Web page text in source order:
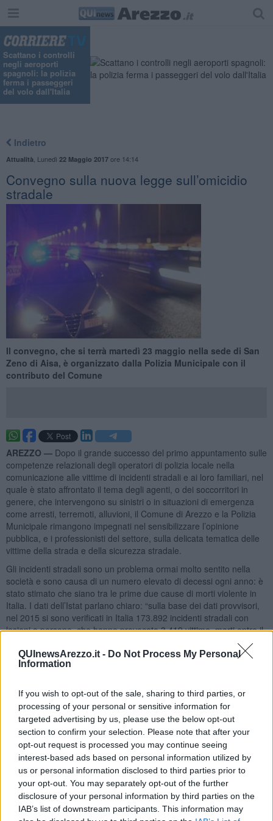
QUInewsArezzo.it - Do Not Process My Personal
Information
If you wish to opt-out of the sale, sharing to third parties, or
processing of your personal or sensitive information for
targeted advertising by us, please use the below opt-out
section to confirm your selection. Please note that after your
opt-out request is processed you may continue seeing
interest-based ads based on personal information utilized by
us or personal information disclosed to third parties prior to
your opt-out. You may separately opt-out of the further
disclosure of your personal information by third parties on the
IAB’s list of downstream participants. This information may
Scattano i controlli
negli aeroporti
spagnoli: la polizia
ferma i passeggeri
del volo dall'Italia
Indietro
Attualità Lunedì 22 Maggio 2017ore 14:14
Convegno sulla nuova legge sull’omicidio
stradale
Il convegno, che si terrà martedì 23 maggio nella sede di San
Zeno di Aisa, è organizzato dalla Polizia Municipale con il
contributo del Comune
AREZZO — Dopo il grande successo del primo appuntamento sulle
competenze relazionali degli operatori di polizia locale nella
comunicazione alle vittime di incidenti stradali e ai loro familiari, nel
quale è stato affrontato il tema degli agenti, o dei soccorritori in
genere, che intervengono su sinistri o in situazioni di emergenza
come arresti, terremoti, alluvioni, il Comune di Arezzo e la Polizia
Municipale rimangono impegnati nel sensibilizzare l’opinione
pubblica, e i professionisti del settore, sulla delicata tematica delle
vittime della strada e della sicurezza stradale.
Gli incidenti stradali sono un problema ormai molto sentito nella
società e sono causa di un numero elevato di decessi ogni anno: è
stato stimato che siano tra le prime due cause di morti violente in
Italia. I dati dell’Istat parlano chiaro: “sulla base dei dati provvisori,
nel 2015 si sono verificati in Italia 173.892 incidenti stradali con
lesioni a persone, che hanno provocato 3.419 vittime, morti entro il
30esimo giorno e 246.050 feriti”. Se poi consideriamo un arco
temporale superiore ai 30 giorni, i decessi reali aumentano
ulteriormente.
Infatti è in programma un convegno, organizzato dalla Polizia
Municipale, con il contributo del comandante Cino Augusto
Cecchini, dal Comune di Arezzo e con il supporto del consigliere
comunale Giovanni Romanini e dell’associazione Cerchio Blu, che
si terrà martedì 23 maggio nella sede di San Zeno di Aisa Impianti
ed avrà come titolo: “La legge n°41 del 2016: emergenza legislativa
o legislazione d’emergenza?”. I lavori si apriranno alle 9.
Tale tematica è di forte interesse anche per Aisa Impianti, che